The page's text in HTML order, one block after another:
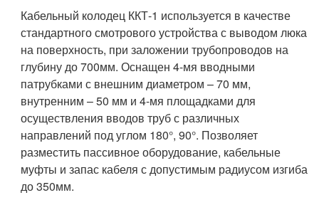
Кабельный колодец ККТ-1 используется в качестве
стандартного смотрового устройства с выводом люка
на поверхность, при заложении трубопроводов на
глубину до 700мм. Оснащен 4-мя вводными
патрубками с внешним диаметром – 70 мм,
внутренним – 50 мм и 4-мя площадками для
осуществления вводов труб с различных
направлений под углом 180°, 90°. Позволяет
разместить пассивное оборудование, кабельные
муфты и запас кабеля с допустимым радиусом изгиба
до 350мм.